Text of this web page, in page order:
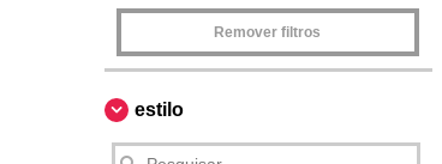
Remover filtros
estilo